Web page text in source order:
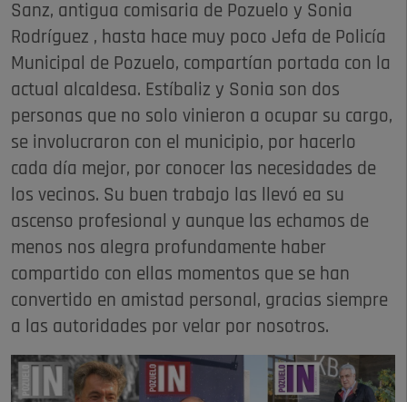
Sanz, antigua comisaria de Pozuelo y Sonia
Rodríguez , hasta hace muy poco Jefa de Policía
Municipal de Pozuelo, compartían portada con la
actual alcaldesa. Estíbaliz y Sonia son dos
personas que no solo vinieron a ocupar su cargo,
se involucraron con el municipio, por hacerlo
cada día mejor, por conocer las necesidades de
los vecinos. Su buen trabajo las llevó ea su
ascenso profesional y aunque las echamos de
menos nos alegra profundamente haber
compartido con ellas momentos que se han
convertido en amistad personal, gracias siempre
a las autoridades por velar por nosotros.